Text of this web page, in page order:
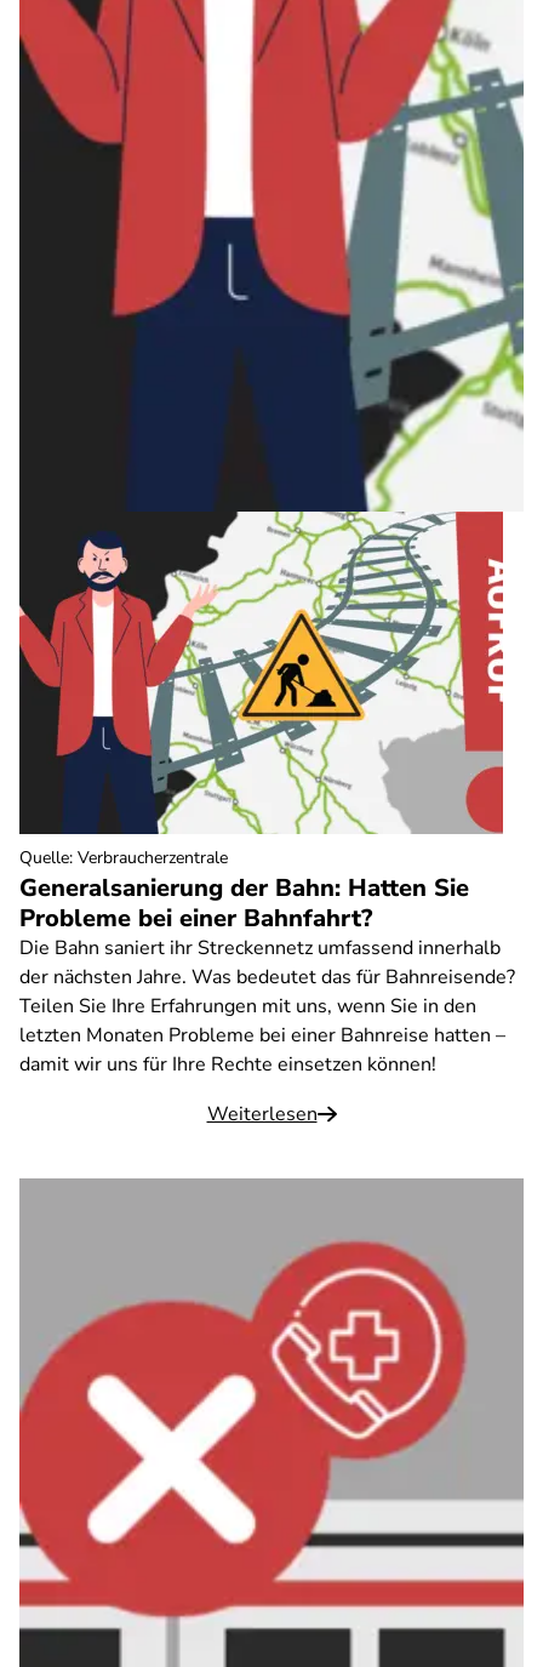
Generalsanierung der Bahn: Hatten Sie
Probleme bei einer Bahnfahrt?
Die Bahn saniert ihr Streckennetz umfassend innerhalb
der nächsten Jahre. Was bedeutet das für Bahnreisende?
Teilen Sie Ihre Erfahrungen mit uns, wenn Sie in den
letzten Monaten Probleme bei einer Bahnreise hatten –
damit wir uns für Ihre Rechte einsetzen können!
Weiterlesen
Quelle: Verbraucherzentrale